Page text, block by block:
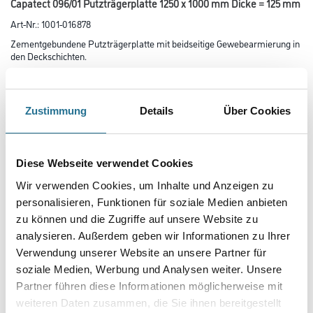
Zustimmung Details Über Cookies
Diese Webseite verwendet Cookies
Wir verwenden Cookies, um Inhalte und Anzeigen zu
personalisieren, Funktionen für soziale Medien anbieten
zu können und die Zugriffe auf unsere Website zu
analysieren. Außerdem geben wir Informationen zu Ihrer
Verwendung unserer Website an unsere Partner für
soziale Medien, Werbung und Analysen weiter. Unsere
Partner führen diese Informationen möglicherweise mit
weiteren Daten zusammen, die Sie ihnen bereitgestellt
Capatect 096/01 Putzträgerplatte 1250 x 1000 mm Dicke = 125 mm
Art-Nr.:1001-016878
Zementgebundene Putzträgerplatte mit beidseitige Gewebearmierung in
den Deckschichten.
Länge in centimeter
Plattenstärke